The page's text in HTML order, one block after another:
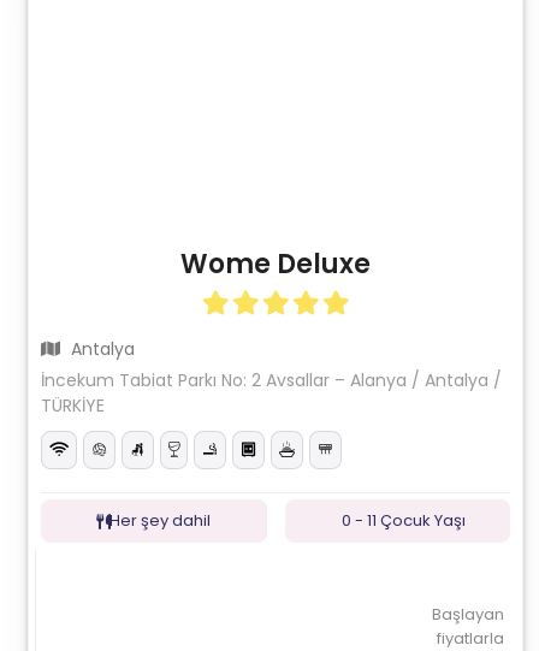
Wome Deluxe
Antalya
İncekum Tabiat Parkı No: 2 Avsallar – Alanya / Antalya /
TÜRKİYE
Her şey dahil 0 - 11 Çocuk Yaşı
Başlayan
fiyatlarla